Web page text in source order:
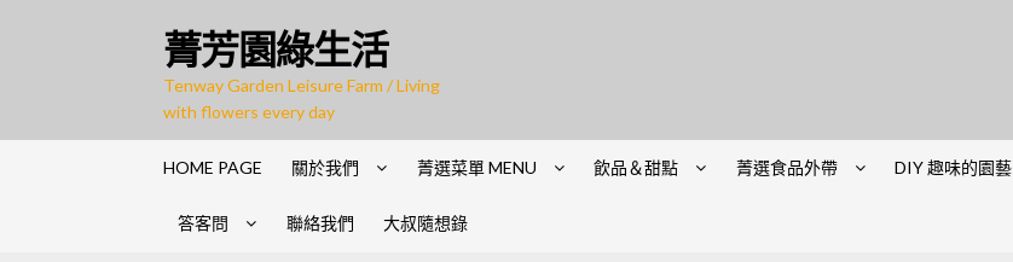
to
navigation
to
content
菁芳園綠生活
Tenway Garden Leisure Farm / Living
with flowers every day
HOME PAGE 關於我們 菁選菜單 MENU 飲品＆甜點 菁選食品外帶 DIY 趣味的園藝
答客問 聯絡我們 大叔隨想錄